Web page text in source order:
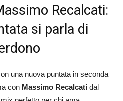
Recalcati:
si parla di
una nuova puntata in seconda
con Massimo Recalcati dal